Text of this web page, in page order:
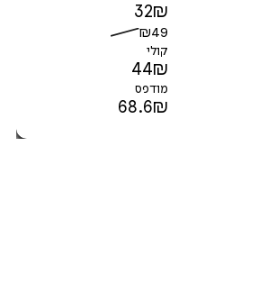
32₪
₪49
קולי
44₪
מודפס
68.6₪